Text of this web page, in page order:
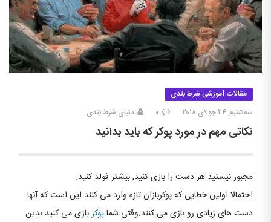
مقالات آموزشی شرط بندی
سه‌شنبه, ۲۴ جولای ۲۰۱۸
۰ دنیای شرط بندی
نکاتی مهم در مورد پوکر که باید بدانید
مجبور نیستید هر دست را بازی کنید, بیشتر فولد کنید.
احتمالا اولین خطایی که پوکربازان تازه وارد می کنند این است که آنها
دست های زیادی رو بازی می کنند.وقتی شماپوکربازی می کنید بدین